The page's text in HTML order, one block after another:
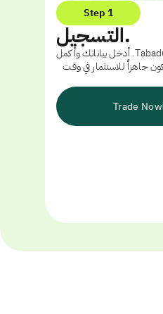
Step 1
التسجيل.
ابدأ بإنشاء حسابك في Tabadulat. أدخل بياناتك وأكمل
جاهزاً للاستثمار في وقت
Trade Now